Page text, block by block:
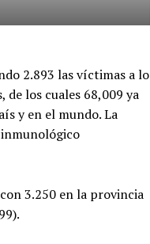
2.893 las víctimas a lo
de los cuales 68,009 ya
y en el mundo. La
3.250 en la provincia